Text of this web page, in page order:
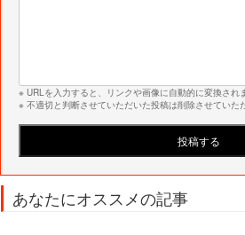
※ URLを入力すると、リンクや画像に自動的に変換されま
※ 不適切と判断させていただいた投稿は削除させていた
あなたにオススメの記事